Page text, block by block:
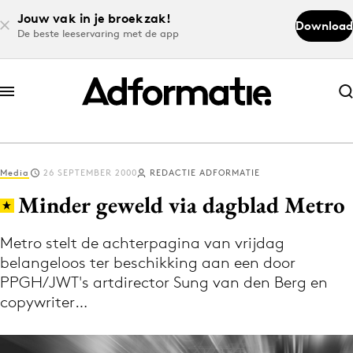
Jouw vak in je broekzak!
De beste leeservaring met de app
Download
Abonneer nu
Abonneer nu
Log in
Download de app
Volg het laatste nieuws via de Adformatie
Nieuws app
Media 26 SEPTEMBER 2000 REDACTIE ADFORMATIE
Minder geweld via dagblad Metro
Metro stelt de achterpagina van vrijdag
belangeloos ter beschikking aan een door
PPGH/JWT's artdirector Sung van den Berg en
copywriter…